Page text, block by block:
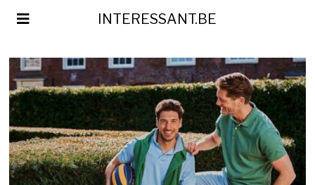
INTERESSANT.BE